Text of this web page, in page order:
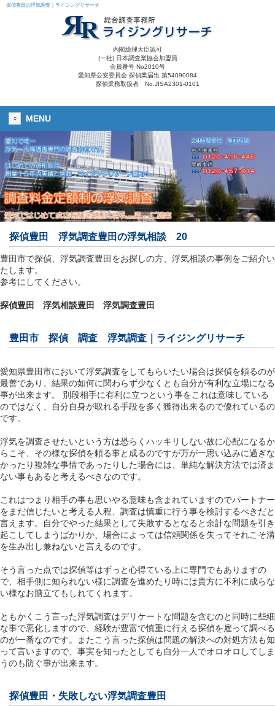
探偵豊田の浮気調査｜ライジングリサーチ
内閣総理大臣認可
(一社) 日本調査業協会加盟員
会員番号 No2010号
愛知県公安委員会 探偵業届出 第54090084
探偵業務取扱者 No.JISA2301-0101
MENU
探偵豊田 浮気調査豊田の浮気相談 20
豊田市で探偵、浮気調査豊田をお探しの方、浮気相談の事例をご紹介い
たします。
参考にしてください。
探偵豊田 浮気相談豊田 浮気調査豊田
豊田市 探偵 調査 浮気調査｜ライジングリサーチ
愛知県豊田市において浮気調査をしてもらいたい場合は探偵を頼るのが
最善であり、結果の如何に関わらず少なくとも自分が有利な立場になる
事が出来ます。 別段相手に有利に立つという事をこれは意味している
のではなく、自分自身が取れる手段を多く獲得出来るので優れているの
です。
浮気を調査させたいという方は恐らくハッキリしない故に心配になるか
らこそ、その様な探偵を頼る事と成るのですが万が一思い込みに過ぎな
かったり複雑な事情であったりした場合には、単純な解決方法では済ま
ない事もあると考えるべきなのです。
これはつまり相手の事も思いやる意味も含まれていますのでパートナー
をまだ信じたいと考える人程、調査は慎重に行う事を検討するべきだと
言えます。自分でやった結果として失敗するとなると余計な問題を引き
起こしてしまうばかりか、場合によっては信頼関係を失ってそれこそ溝
を生み出し兼ねないと言えるのです。
そう言った点では探偵等はずっと心得ている上に専門でもありますの
で、相手側に知られない様に調査を進めたり時には貴方に不利に成らな
い様なお膳立てもしれてくれます。
ともかくこう言った浮気調査はデリケートな問題を含むのと同時に些細
な事で悪化しますので、経験が豊富で慎重に行える探偵を雇って調べる
のが一番なのです。またこう言った探偵は問題の解決への対処方法も知
って言いますので、事実を知ったとしても自分一人でオロオロしてしま
うのも防ぐ事が出来ます。
探偵豊田 ・失敗しない浮気調査豊田